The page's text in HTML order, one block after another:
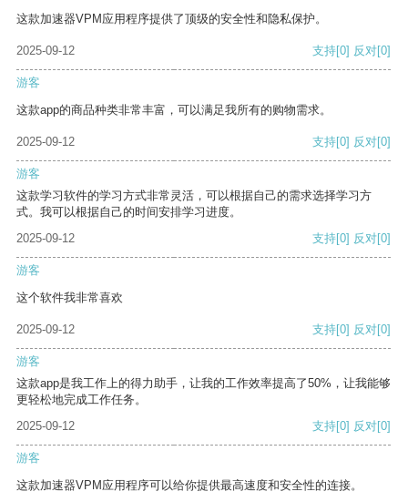
这款加速器VPM应用程序提供了顶级的安全性和隐私保护。
2025-09-12 支持[0] 反对[0]
游客
这款app的商品种类非常丰富，可以满足我所有的购物需求。
2025-09-12 支持[0] 反对[0]
游客
这款学习软件的学习方式非常灵活，可以根据自己的需求选择学习方
式。我可以根据自己的时间安排学习进度。
2025-09-12
支持[0] 反对[0]
游客
这个软件我非常喜欢
2025-09-12 支持[0] 反对[0]
游客
这款app是我工作上的得力助手，让我的工作效率提高了50%，让我能够
更轻松地完成工作任务。
2025-09-12
支持[0] 反对[0]
游客
这款加速器VPM应用程序可以给你提供最高速度和安全性的连接。